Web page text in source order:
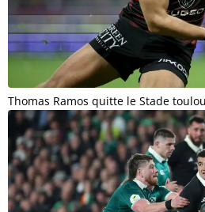
Thomas Ramos quitte le Stade